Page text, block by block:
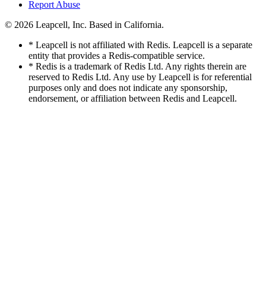
Report Abuse
© 2026 Leapcell, Inc. Based in California.
* Leapcell is not affiliated with Redis. Leapcell is a separate
entity that provides a Redis-compatible service.
* Redis is a trademark of Redis Ltd. Any rights therein are
reserved to Redis Ltd. Any use by Leapcell is for referential
purposes only and does not indicate any sponsorship,
endorsement, or affiliation between Redis and Leapcell.